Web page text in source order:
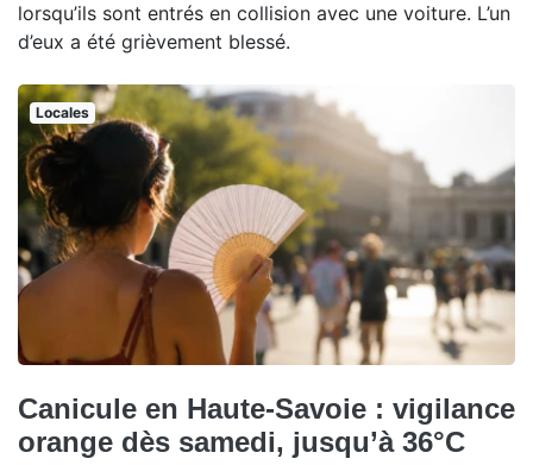
lorsqu’ils sont entrés en collision avec une voiture. L’un
d’eux a été grièvement blessé.
Locales
Canicule en Haute-Savoie : vigilance
orange dès samedi, jusqu’à 36°C